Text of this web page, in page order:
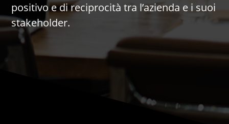
positivo e di reciprocità tra l’azienda e i suoi
stakeholder.